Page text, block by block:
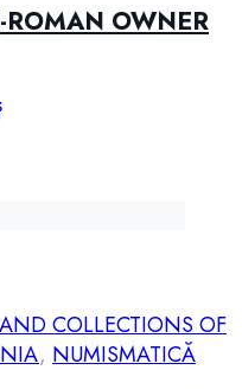
OWNER
COLLECTIONS OF
, NUMISMATICĂ